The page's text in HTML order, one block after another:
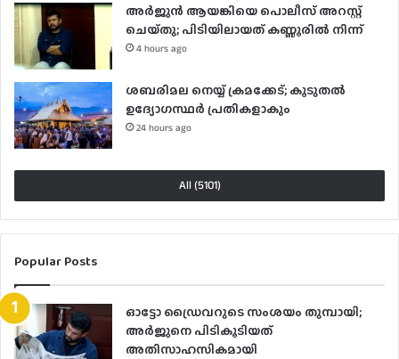
അർജുൻ ആയങ്കിയെ പൊലീസ് അറസ്റ്റ്
ചെയ്‌തു; പിടിയിലായത് കണ്ണൂരിൽ നിന്ന്
4 hours ago
ശബരിമല നെയ്യ് ക്രമക്കേട്; കൂടുതൽ
ഉദ്യോഗസ്ഥർ പ്രതികളാകും
24 hours ago
All (5101)
Popular Posts
ഓട്ടോ ഡ്രൈവറുടെ സംശയം തുമ്പായി;
അര്‍ജുനെ പിടികൂടിയത്
അതിസാഹസികമായി